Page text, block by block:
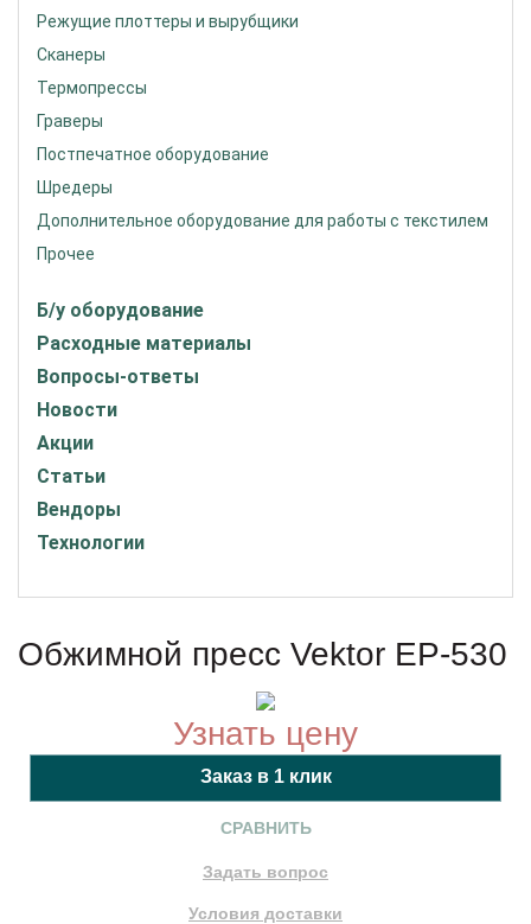
Режущие плоттеры и вырубщики
Сканеры
Термопрессы
Граверы
Постпечатное оборудование
Шредеры
Дополнительное оборудование для работы с текстилем
Прочее
Б/у оборудование
Расходные материалы
Вопросы-ответы
Новости
Акции
Статьи
Вендоры
Технологии
Oбжимной пресс Vektor ЕР-530
Узнать цену
СРАВНИТЬ
Задать вопрос
Условия доставки